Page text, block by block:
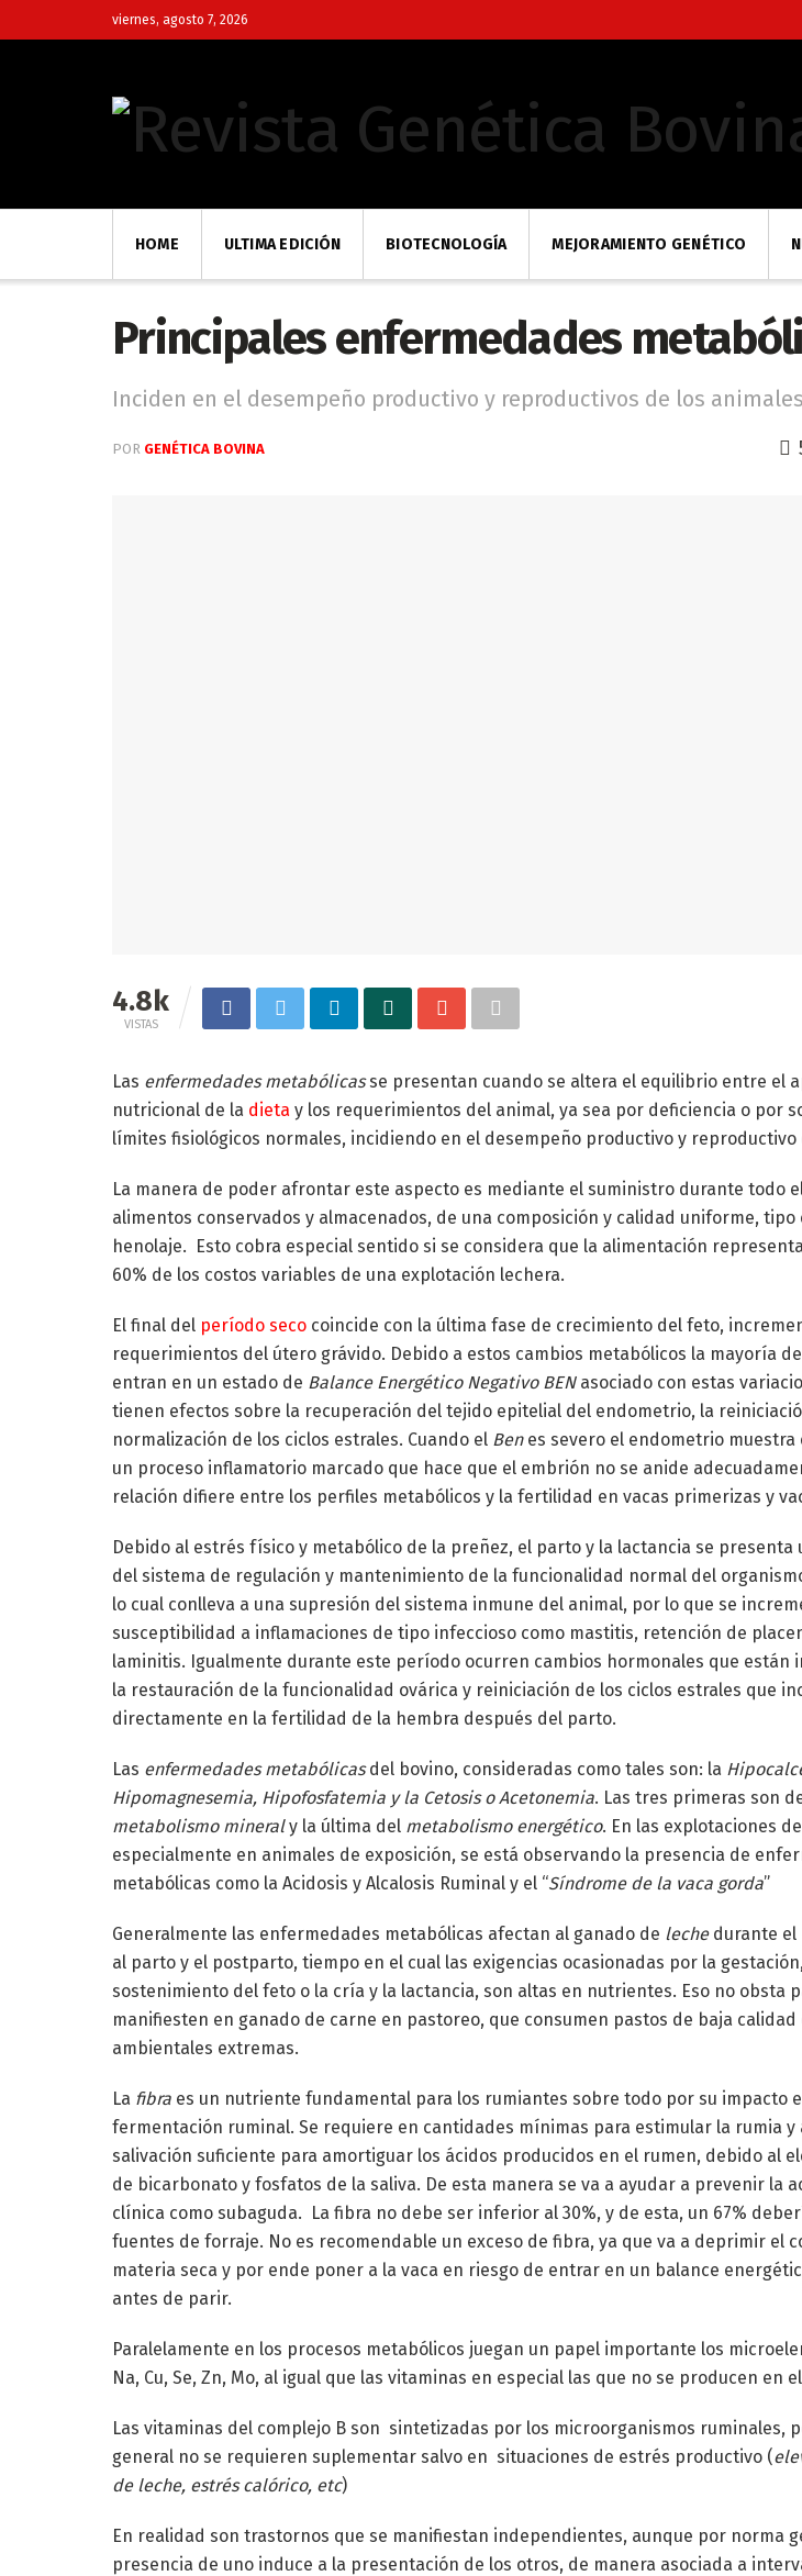
viernes, agosto 7, 2026
HOME ULTIMA EDICIÓN BIOTECNOLOGÍA MEJORAMIENTO GENÉTICO
Principales enfermedades
Inciden en el desempeño productivo y reproductivos de los animales
POR GENÉTICA BOVINA
4.8k
VISTAS
Las enfermedades metabólicasse presentan cuando se altera el equilibrio entre el
nutricional de la dieta y los requerimientos del animal, ya sea por deficiencia o por
límites fisiológicos normales, incidiendo en el desempeño productivo y reproductivo
La manera de poder afrontar este aspecto es mediante el suministro durante todo
alimentos conservados y almacenados, de una composición y calidad uniforme, tipo
henolaje. Esto cobra especial sentido si se considera que la alimentación
60% de los costos variables de una explotación lechera.
El final del período seco coincide con la última fase de crecimiento del feto,
requerimientos del útero grávido. Debido a estos cambios metabólicos la mayoría
entran en un estado de Balance Energético Negativo BENasociado con estas
tienen efectos sobre la recuperación del tejido epitelial del endometrio, la
normalización de los ciclos estrales. Cuando el Benes severo el endometrio muestra
un proceso inflamatorio marcado que hace que el embrión no se anide
relación difiere entre los perfiles metabólicos y la fertilidad en vacas primerizas y
Debido al estrés físico y metabólico de la preñez, el parto y la lactancia se presenta
del sistema de regulación y mantenimiento de la funcionalidad normal del
lo cual conlleva a una supresión del sistema inmune del animal, por lo que se
susceptibilidad a inflamaciones de tipo infeccioso como mastitis, retención de
laminitis. Igualmente durante este período ocurren cambios hormonales que están
la restauración de la funcionalidad ovárica y reiniciación de los ciclos estrales que
directamente en la fertilidad de la hembra después del parto.
Las enfermedades metabólicasdel bovino, consideradas como tales son: la
Hipomagnesemia, Hipofosfatemia y la Cetosis o Acetonemia. Las tres primeras son
metabolismo mineraly la última del metabolismo energético. En las explotaciones de
especialmente en animales de exposición, se está observando la presencia de
metabólicas como la Acidosis y Alcalosis Ruminal y el “Síndrome de la vaca gorda”
Generalmente las enfermedades metabólicas afectan al ganado de lechedurante el
al parto y el postparto, tiempo en el cual las exigencias ocasionadas por la
sostenimiento del feto o la cría y la lactancia, son altas en nutrientes. Eso no obsta
manifiesten en ganado de carne en pastoreo, que consumen pastos de baja calidad
ambientales extremas.
La fibra es un nutriente fundamental para los rumiantes sobre todo por su impacto
fermentación ruminal. Se requiere en cantidades mínimas para estimular la rumia
salivación suficiente para amortiguar los ácidos producidos en el rumen, debido al
de bicarbonato y fosfatos de la saliva. De esta manera se va a ayudar a prevenir la
clínica como subaguda. La fibra no debe ser inferior al 30%, y de esta, un 67%
fuentes de forraje. No es recomendable un exceso de fibra, ya que va a deprimir el
materia seca y por ende poner a la vaca en riesgo de entrar en un balance
antes de parir.
Paralelamente en los procesos metabólicos juegan un papel importante los
Na, Cu, Se, Zn, Mo, al igual que las vitaminas en especial las que no se producen en
Las vitaminas del complejo B son sintetizadas por los microorganismos ruminales,
general no se requieren suplementar salvo en situaciones de estrés productivo (
de leche, estrés calórico, etc)
En realidad son trastornos que se manifiestan independientes, aunque por norma
presencia de uno induce a la presentación de los otros, de manera asociada a